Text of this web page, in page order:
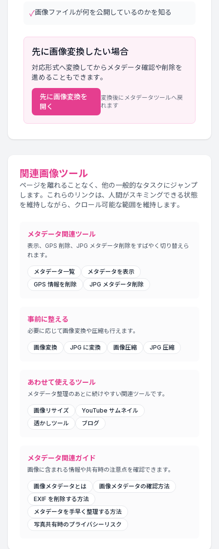
✓画像ファイルが何を公開しているのかを知る
先に画像変換したい場合
対応形式へ変換してからメタデータ確認や削除を
進めることもできます。
先に画像変換を
開く
変換後にメタデータツールへ戻
れます
関連画像ツール
ページを離れることなく、他の一般的なタスクにジャンプ
します。これらのリンクは、人間がスキミングできる状態
を維持しながら、クロール可能な範囲を維持します。
メタデータ関連ツール
表示、GPS 削除、JPG メタデータ削除をすばやく切り替えら
れます。
メタデータ一覧
メタデータを表示
GPS 情報を削除
JPG メタデータ削除
事前に整える
必要に応じて画像変換や圧縮も行えます。
画像変換 JPG に変換 画像圧縮 JPG 圧縮
あわせて使えるツール
メタデータ整理のあとに続けやすい関連ツールです。
画像リサイズ
YouTube サムネイル
透かしツール
ブログ
メタデータ関連ガイド
画像に含まれる情報や共有時の注意点を確認できます。
画像メタデータとは
画像メタデータの確認方法
EXIF を削除する方法
メタデータを手早く整理する方法
写真共有時のプライバシーリスク